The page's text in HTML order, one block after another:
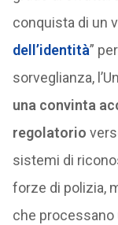
conquista di un
dell’identità”
sorveglianza,
una convinta
regolatorio
sistemi di
forze di polizia,
che processano